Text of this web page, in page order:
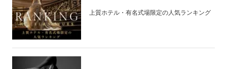
上質ホテル・有名式場限定の人気ランキング